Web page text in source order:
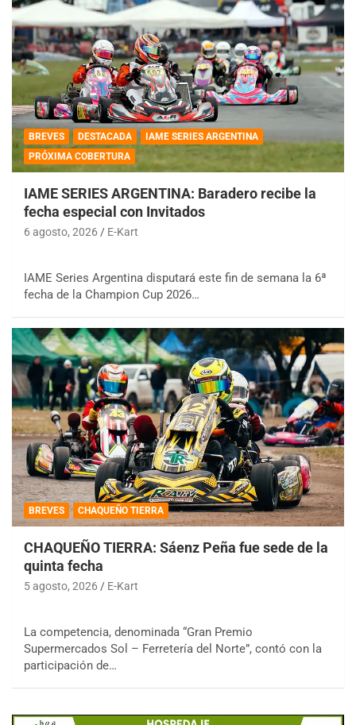
BREVES DESTACADA
IAME SERIES ARGENTINA
PRÓXIMA COBERTURA
IAME SERIES ARGENTINA: Baradero recibe la
fecha especial con Invitados
6 agosto, 2026 E-Kart
IAME Series Argentina disputará este fin de semana la 6ª
fecha de la Champion Cup 2026…
BREVES CHAQUEÑO TIERRA
CHAQUEÑO TIERRA: Sáenz Peña fue sede de la
quinta fecha
5 agosto, 2026 E-Kart
La competencia, denominada “Gran Premio
Supermercados Sol – Ferretería del Norte”, contó con la
participación de…